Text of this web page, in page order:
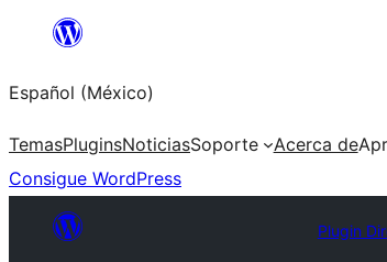
Saltar
contenido
Español (México)
TemasPluginsNoticiasSoporte Acerca de
Consigue WordPress
Plugin